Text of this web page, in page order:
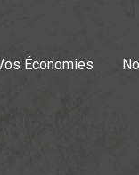
Économies